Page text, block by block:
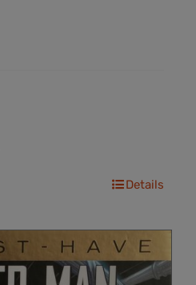
Details